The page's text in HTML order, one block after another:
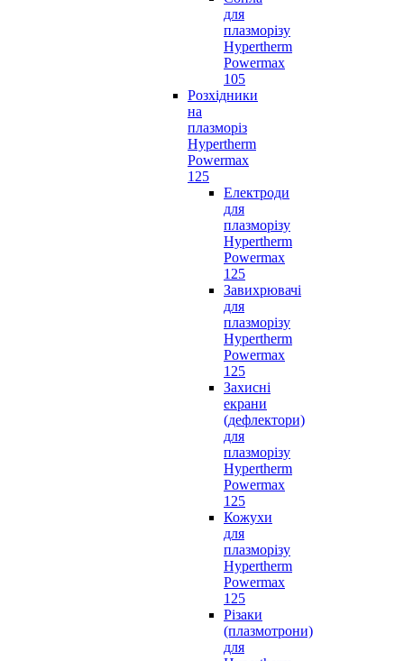
для
плазморізу
Hypertherm
Powermax
105
Розхідники
на
плазморіз
Hypertherm
Powermax
125
Електроди
для
плазморізу
Hypertherm
Powermax
125
Завихрювачі
для
плазморізу
Hypertherm
Powermax
125
Захисні
екрани
(дефлектори)
для
плазморізу
Hypertherm
Powermax
125
Кожухи
для
плазморізу
Hypertherm
Powermax
125
Різаки
(плазмотрони)
для